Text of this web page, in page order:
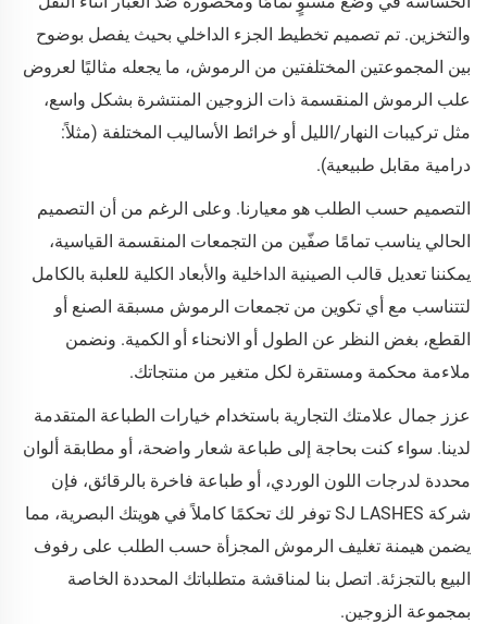
والتخزين. تم تصميم تخطيط الجزء الداخلي بحيث يفصل بوضوح
بين المجموعتين المختلفتين من الرموش، ما يجعله مثاليًا لعروض
علب الرموش المنقسمة ذات الزوجين المنتشرة بشكل واسع،
مثل تركيبات النهار/الليل أو خرائط الأساليب المختلفة (مثلاً:
درامية مقابل طبيعية).
التصميم حسب الطلب هو معيارنا. وعلى الرغم من أن التصميم
الحالي يناسب تمامًا صفّين من التجمعات المنقسمة القياسية،
يمكننا تعديل قالب الصينية الداخلية والأبعاد الكلية للعلبة بالكامل
لتتناسب مع أي تكوين من تجمعات الرموش مسبقة الصنع أو
القطع، بغض النظر عن الطول أو الانحناء أو الكمية. ونضمن
ملاءمة محكمة ومستقرة لكل متغير من منتجاتك.
عزز جمال علامتك التجارية باستخدام خيارات الطباعة المتقدمة
لدينا. سواء كنت بحاجة إلى طباعة شعار واضحة، أو مطابقة ألوان
محددة لدرجات اللون الوردي، أو طباعة فاخرة بالرقائق، فإن
شركة SJ LASHES توفر لك تحكمًا كاملاً في هويتك البصرية، مما
يضمن هيمنة تغليف الرموش المجزأة حسب الطلب على رفوف
البيع بالتجزئة. اتصل بنا لمناقشة متطلباتك المحددة الخاصة
بمجموعة الزوجين.